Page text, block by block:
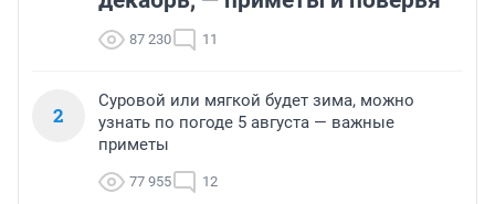
87 230 11
2
Суровой или мягкой будет зима, можно
узнать по погоде 5 августа — важные
приметы
77 955 12